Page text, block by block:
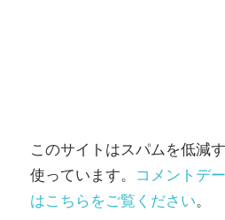
このサイトはスパムを低減
使っています。 コメントデ
はこちらをご覧ください。